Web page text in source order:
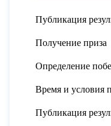
Публикация
Получение приза
Определение
Время и условия
Публикация